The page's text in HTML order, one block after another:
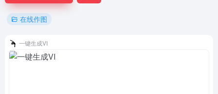
在线作图
一键生成VI